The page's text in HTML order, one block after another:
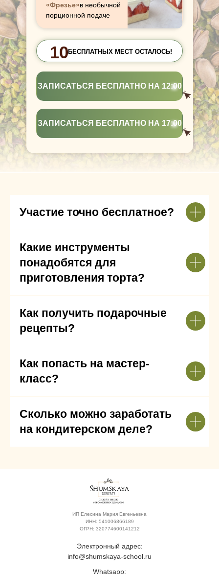
ЗАПИСАТЬСЯ БЕСПЛАТНО НА 12:00
ЗАПИСАТЬСЯ БЕСПЛАТНО НА 17:00
«Фрезье»в необычной
порционной подаче
БЕСПЛАТНЫХ МЕСТ ОСТАЛОСЬ!
10
Участие точно бесплатное?
Какие инструменты
понадобятся для
приготовления торта?
Как получить подарочные
рецепты?
Как попасть на мастер-
класс?
Сколько можно заработать
на кондитерском деле?
Электронный адрес:
info@shumskaya-school.ru
Whatsapp:
ИП Елесина Мария Евгеньевна
ИНН: 541006866189
ОГРН: 320774600141212